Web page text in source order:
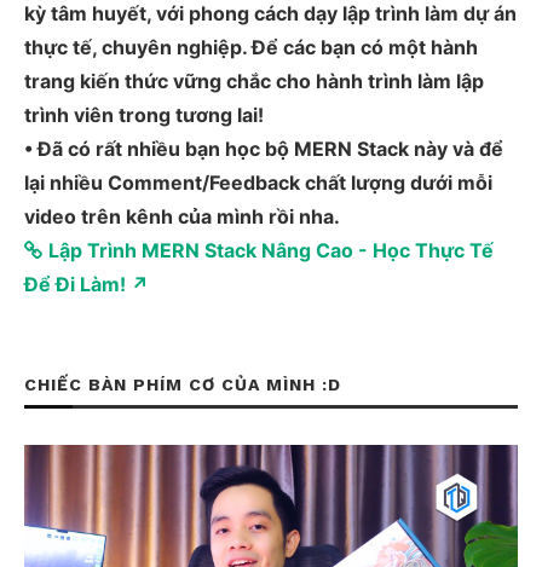
kỳ tâm huyết, với phong cách dạy lập trình làm dự án
thực tế, chuyên nghiệp. Để các bạn có một hành
trang kiến thức vững chắc cho hành trình làm lập
trình viên trong tương lai!
• Đã có rất nhiều bạn học bộ MERN Stack này và để
lại nhiều Comment/Feedback chất lượng dưới mỗi
video trên kênh của mình rồi nha.
Lập Trình MERN Stack Nâng Cao - Học Thực Tế
Để Đi Làm! ↗
CHIẾC BÀN PHÍM CƠ CỦA MÌNH :D